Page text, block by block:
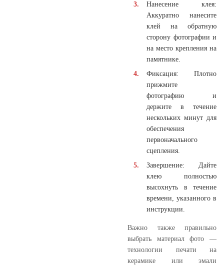
Нанесение клея:
Аккуратно нанесите
клей на обратную
сторону фотографии и
на место крепления на
памятнике.
Фиксация: Плотно
прижмите
фотографию и
держите в течение
нескольких минут для
обеспечения
первоначального
сцепления.
Завершение: Дайте
клею полностью
высохнуть в течение
времени, указанного в
инструкции.
Важно также правильно
выбрать материал фото —
технологии печати на
керамике или эмали